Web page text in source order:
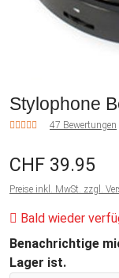
Stylophone
47 Bewertungen
CHF 39.95
Preise inkl. MwSt. zzgl.
Bald wieder
Benachrichtige
Lager ist.